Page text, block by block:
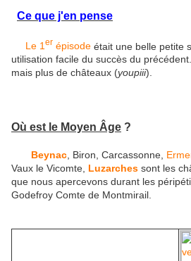
Ce que j'en pense
Le 1 er épisode était une belle petite
utilisation facile du succès du
mais plus de châteaux (youpiii).
Où est le Moyen Âge ?
Beynac , Biron, Carcassonne,
Vaux le Vicomte, Luzarches sont les
que nous apercevons durant les
Godefroy Comte de Montmirail.